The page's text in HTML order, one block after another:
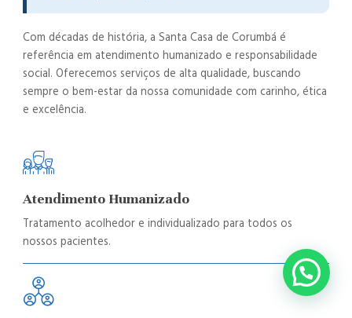
Com décadas de história, a Santa Casa de Corumbá é
referência em atendimento humanizado e responsabilidade
social. Oferecemos serviços de alta qualidade, buscando
sempre o bem-estar da nossa comunidade com carinho, ética
e excelência.
Atendimento Humanizado
Tratamento acolhedor e individualizado para todos os
nossos pacientes.